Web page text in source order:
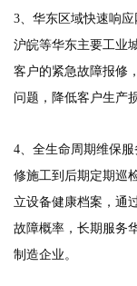
3、华东区域快速响
沪皖等华东主要工业
客户的紧急故障报修
问题，降低客户生产
4、全生命周期维保
修施工到后期定期巡
立设备健康档案，通
故障概率，长期服务
制造企业。